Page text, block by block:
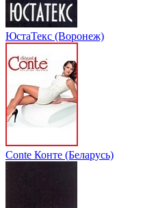
ЮстаТекс (Воронеж)
Conte Конте (Беларусь)